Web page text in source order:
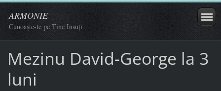
ARMONIE
Cunoaște-te pe Tine Insuți
Mezinu David-George la 3
luni